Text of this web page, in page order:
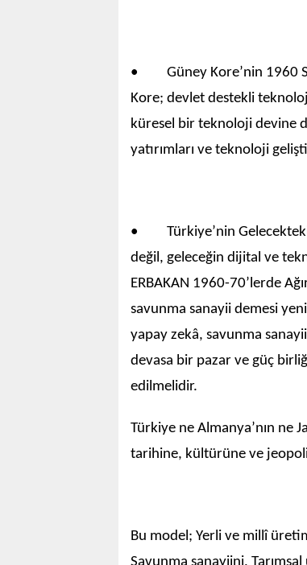
• Güney Kore’nin 1960
Kore; devlet destekli
küresel bir teknoloji devine
yatırımları ve teknoloji
• Türkiye’nin Gelecekteki
değil, geleceğin dijital ve
ERBAKAN 1960-70’lerde
savunma sanayii demesi
yapay zekâ, savunma
devasa bir pazar ve güç
edilmelidir.
Türkiye ne Almanya’nın ne
tarihine, kültürüne ve
Bu model; Yerli ve millî